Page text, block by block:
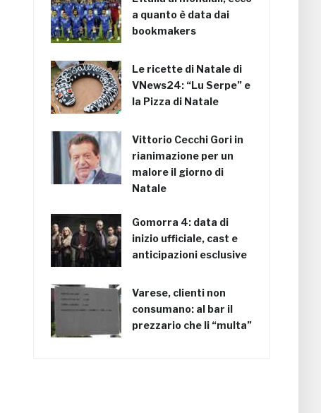
a quanto è data dai
bookmakers
Le ricette di Natale di
VNews24: “Lu Serpe” e
la Pizza di Natale
Vittorio Cecchi Gori in
rianimazione per un
malore il giorno di
Natale
Gomorra 4: data di
inizio ufficiale, cast e
anticipazioni esclusive
Varese, clienti non
consumano: al bar il
prezzario che li “multa”